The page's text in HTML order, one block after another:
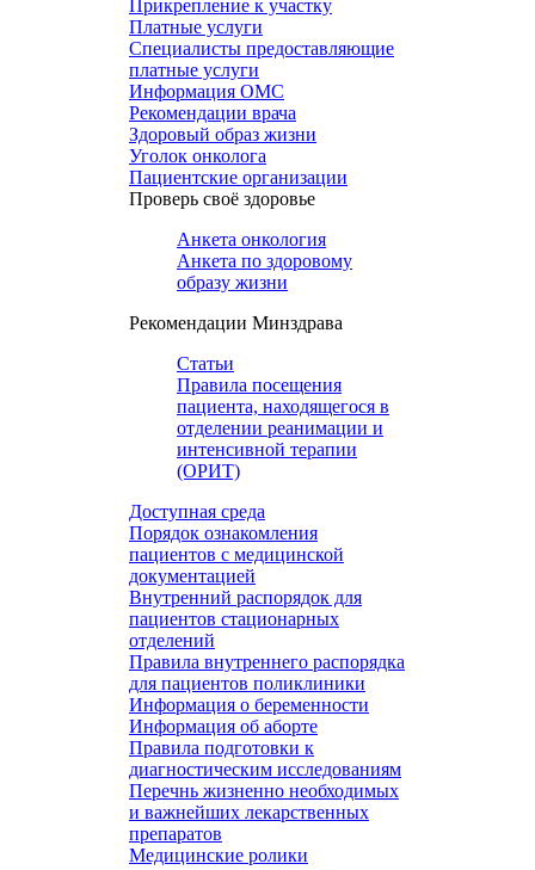
Прикрепление к участку
Платные услуги
Специалисты предоставляющие
платные услуги
Информация ОМС
Рекомендации врача
Здоровый образ жизни
Уголок онколога
Пациентские организации
Проверь своё здоровье
Анкета онкология
Анкета по здоровому
образу жизни
Рекомендации Минздрава
Статьи
Правила посещения
пациента, находящегося в
отделении реанимации и
интенсивной терапии
(ОРИТ)
Доступная среда
Порядок ознакомления
пациентов с медицинской
документацией
Внутренний распорядок для
пациентов стационарных
отделений
Правила внутреннего распорядка
для пациентов поликлиники
Информация о беременности
Информация об аборте
Правила подготовки к
диагностическим исследованиям
Перечнь жизненно необходимых
и важнейших лекарственных
препаратов
Медицинские ролики